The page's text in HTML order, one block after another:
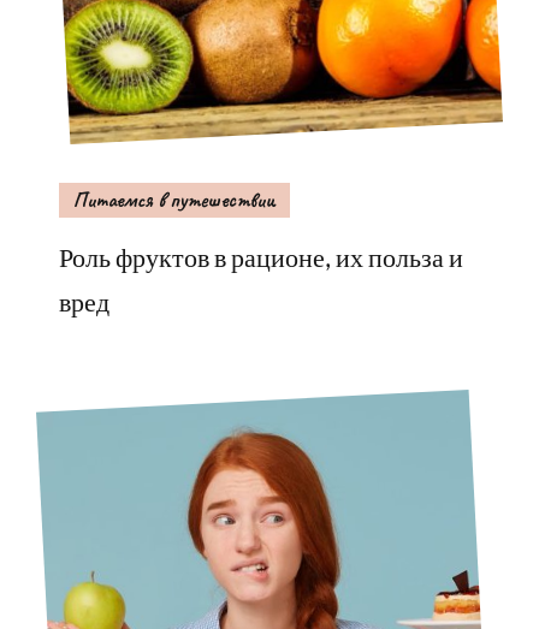
Питаемся в путешествии
Роль фруктов в рационе, их польза и
вред